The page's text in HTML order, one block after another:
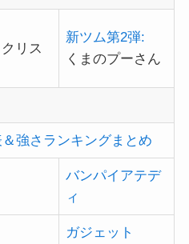
リス
新ツム第2弾:
くまのプーさん
強さランキングまとめ
バンパイアテデ
ィ
ガジェット